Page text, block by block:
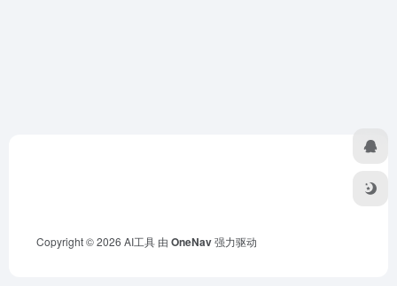
Copyright © 2026 AI工具 由 OneNav强力驱动